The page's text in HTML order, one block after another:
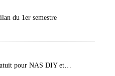
du 1er semestre
pour NAS DIY et…